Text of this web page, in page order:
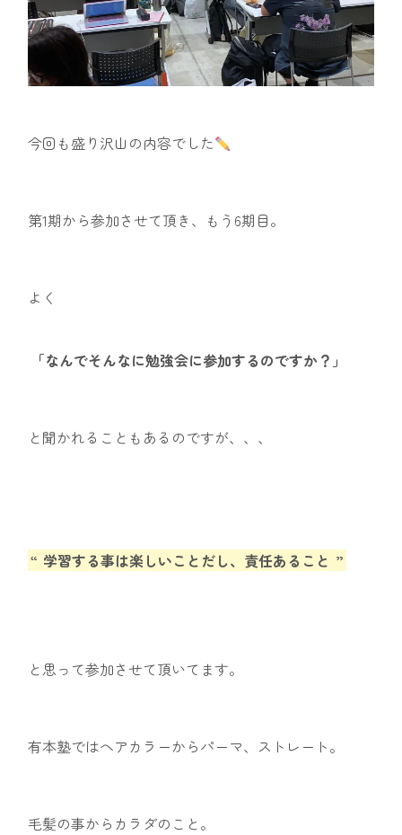
今回も盛り沢山の内容でした
第1期から参加させて頂き、もう6期目。
よく
「なんでそんなに勉強会に参加するのですか？」
と聞かれることもあるのですが、、、
“ 学習する事は楽しいことだし、責任あること ”
と思って参加させて頂いてます。
有本塾ではヘアカラーからパーマ、ストレート。
毛髪の事からカラダのこと。